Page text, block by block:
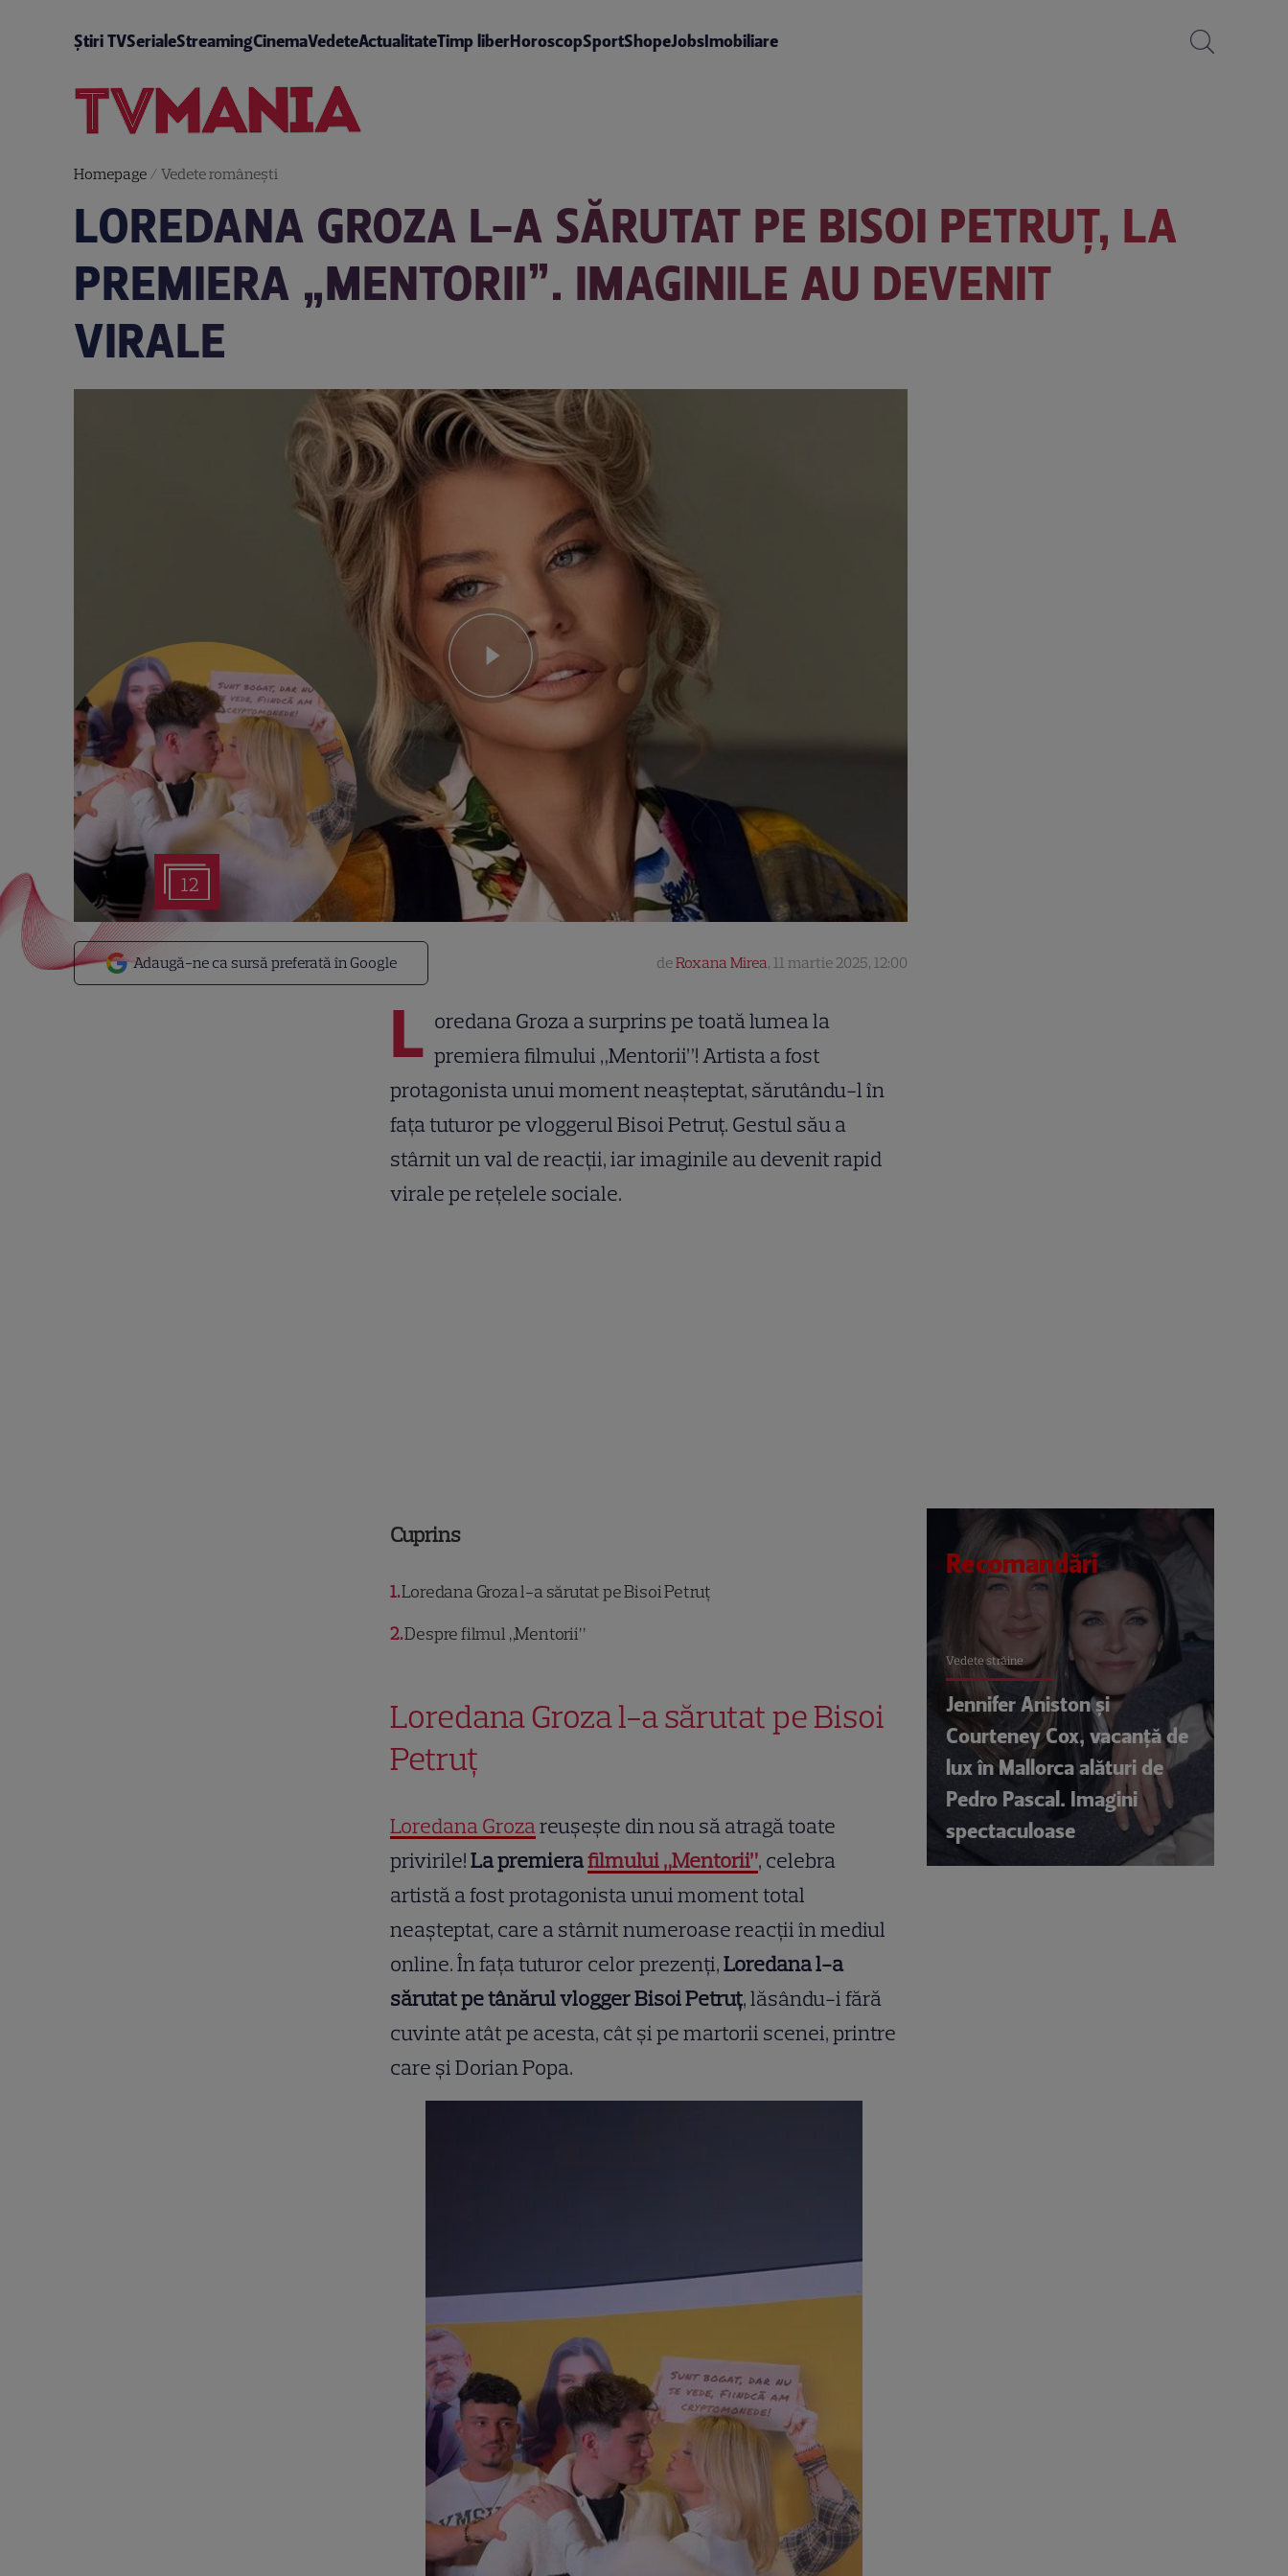
Știri TVSerialeStreamingCinemaVedeteActualitateTimp liberHoroscopSportShopeJobsImobiliare
Homepage/ Vedete româneşti
LOREDANA GROZA L-A SĂRUTAT PE BISOI PETRUȚ, LA
PREMIERA „MENTORII”. IMAGINILE AU DEVENIT
VIRALE
12
Adaugă-ne ca sursă preferată în Google deRoxana Mirea, 11 martie 2025, 12:00
L oredana Groza a surprins pe toată lumea la
premiera filmului „Mentorii”! Artista a fost
protagonista unui moment neașteptat, sărutându-l în
fața tuturor pe vloggerul Bisoi Petruț. Gestul său a
stârnit un val de reacții, iar imaginile au devenit rapid
virale pe rețelele sociale.
Cuprins
1Loredana Groza l-a sărutat pe Bisoi Petruț
2Despre filmul „Mentorii”
Loredana Groza l-a sărutat pe Bisoi
Petruț
Loredana Grozareușește din nou să atragă toate
privirile!La premierafilmului „Mentorii”, celebra
artistă a fost protagonista unui moment total
neașteptat, care a stârnit numeroase reacții în mediul
online. În fața tuturor celor prezenți,Loredana l-a
sărutat pe tânărul vlogger Bisoi Petruț, lăsându-i fără
cuvinte atât pe acesta, cât și pe martorii scenei, printre
care și Dorian Popa.
Recomandări
Vedete străine
Jennifer Aniston și
Courteney Cox, vacanță de
lux în Mallorca alături de
Pedro Pascal. Imagini
spectaculoase